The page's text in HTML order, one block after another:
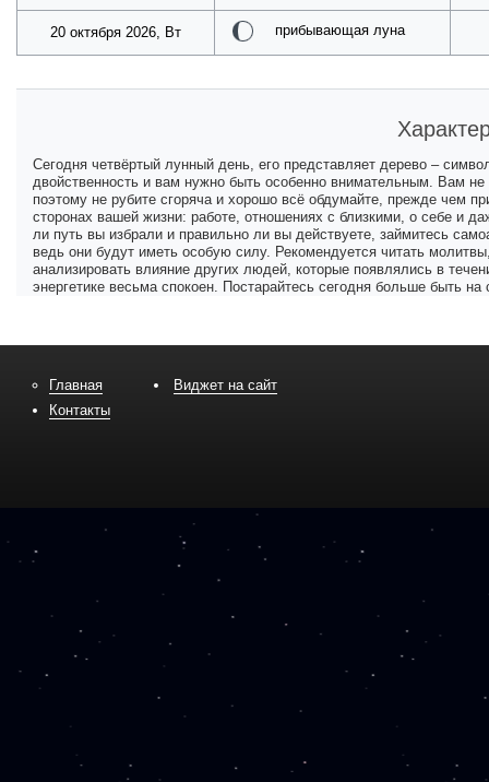
20 октября 2026, Вт прибывающая луна
Сегодня четвёртый лунный день, его представляет дерево –
двойственность и вам нужно быть особенно внимательным. Вам
поэтому не рубите сгоряча и хорошо всё обдумайте, прежде чем
сторонах вашей жизни: работе, отношениях с близкими, о себе и
ли путь вы избрали и правильно ли вы действуете, займитесь
ведь они будут иметь особую силу. Рекомендуется читать
анализировать влияние других людей, которые появлялись в
энергетике весьма спокоен. Постарайтесь сегодня больше быть
Главная
Контакты
Виджет на сайт